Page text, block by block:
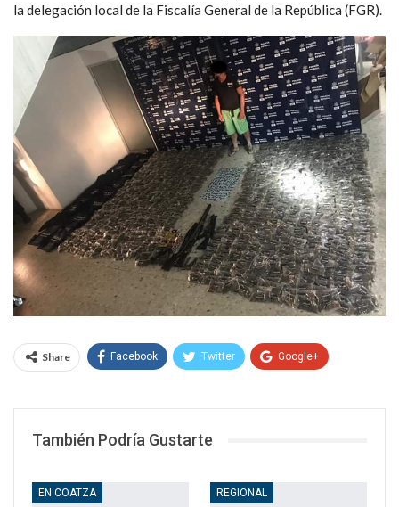
la delegación local de la Fiscalía General de la República (FGR).
Share Facebook Twitter Google+
También Podría Gustarte
EN COATZA REGIONAL